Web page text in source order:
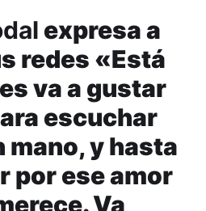
expresa a
redes «Está
va a gustar
escuchar
mano, y hasta
por ese amor
Va